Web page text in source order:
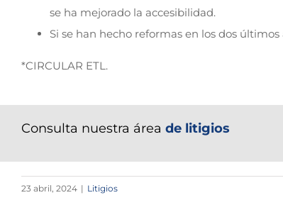
se ha mejorado la accesibilidad.
Si se han hecho reformas en los dos
*CIRCULAR ETL.
Consulta nuestra área de litigios
23 abril, 2024 | Litigios